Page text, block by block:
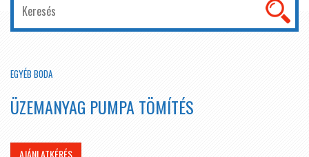
EGYÉB BODA
ÜZEMANYAG PUMPA TÖMÍTÉS
AJÁNLATKÉRÉS